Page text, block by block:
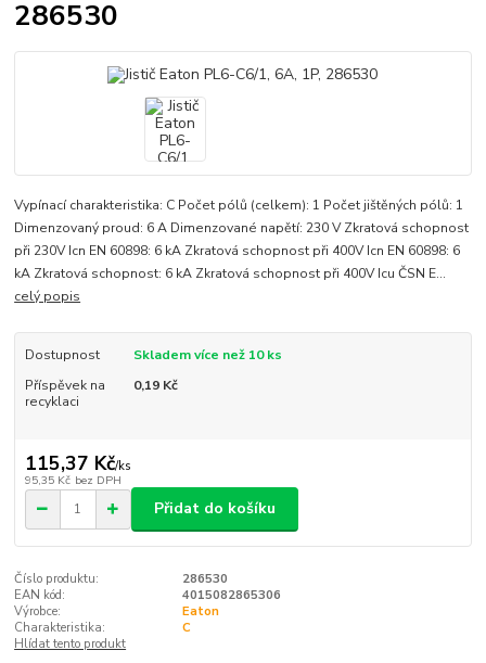
286530
Vypínací charakteristika: C Počet pólů (celkem): 1 Počet jištěných pólů: 1
Dimenzovaný proud: 6 A Dimenzované napětí: 230 V Zkratová schopnost
při 230V Icn EN 60898: 6 kA Zkratová schopnost při 400V Icn EN 60898: 6
kA Zkratová schopnost: 6 kA Zkratová schopnost při 400V Icu ČSN E...
celý popis
Dostupnost
Skladem více než 10 ks
Příspěvek na
recyklaci
0,19 Kč
115,37 Kč/ks
95,35 Kč bez DPH
Přidat do košíku
Číslo produktu:
286530
EAN kód:
4015082865306
Výrobce:
Eaton
Charakteristika:
C
Hlídat tento produkt